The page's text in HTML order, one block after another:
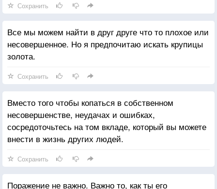
Сохранить
Все мы можем найти в друг друге что то плохое или
несовершенное. Но я предпочитаю искать крупицы
золота.
Сохранить
Вместо того чтобы копаться в собственном
несовершенстве, неудачах и ошибках,
сосредоточьтесь на том вкладе, который вы можете
внести в жизнь других людей.
Сохранить
Поражение не важно. Важно то, как ты его